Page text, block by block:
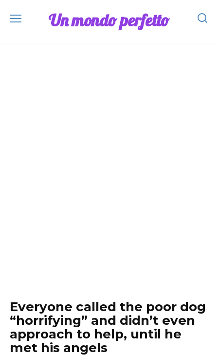
Un mondo perfetto
Everyone called the poor dog
“horrifying” and didn’t even
approach to help, until he
met his angels